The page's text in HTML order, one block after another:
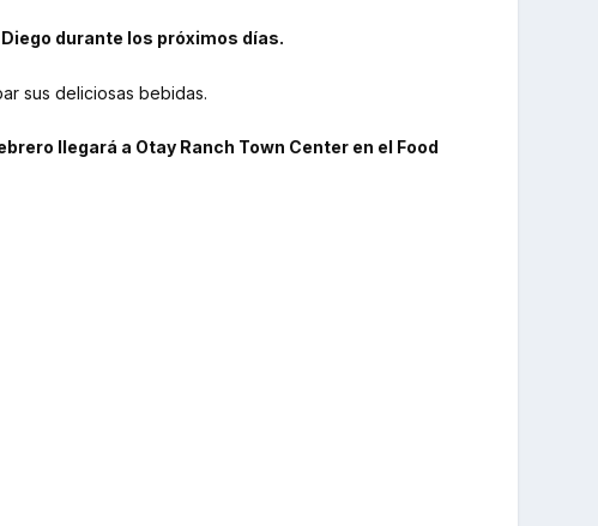
durante los próximos días.
sus deliciosas bebidas.
llegará a Otay Ranch Town Center en el Food